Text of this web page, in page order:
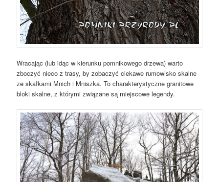
Wracając (lub idąc w kierunku pomnikowego drzewa) warto
zboczyć nieco z trasy, by zobaczyć ciekawe rumowisko skalne
ze skałkami Mnich i Mniszka. To charakterystyczne granitowe
bloki skalne, z którymi związane są miejscowe legendy.